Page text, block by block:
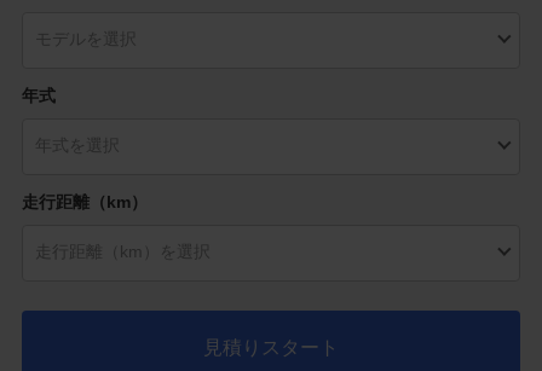
年式
走行距離（km）
見積りスタート